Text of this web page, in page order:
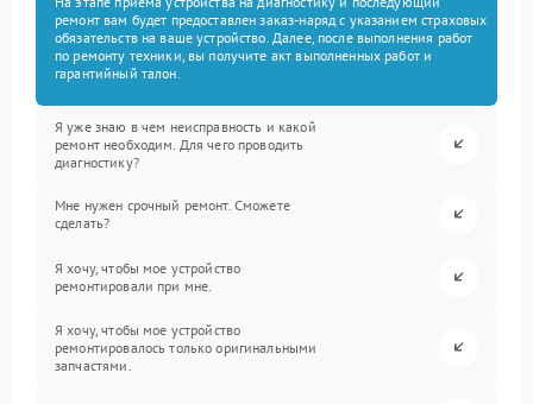
ремонт вам будет предоставлен заказ-наряд с указанием страховых
обязательств на ваше устройство. Далее, после выполнения работ
по ремонту техники, вы получите акт выполненных работ и
гарантийный талон.
Я уже знаю в чем неисправность и какой
ремонт необходим. Для чего проводить
диагностику?
Мне нужен срочный ремонт. Сможете
сделать?
Я хочу, чтобы мое устройство
ремонтировали при мне.
Я хочу, чтобы мое устройство
ремонтировалось только оригинальными
запчастями.